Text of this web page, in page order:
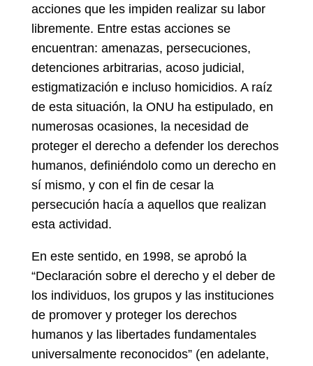
acciones que les impiden realizar su labor
libremente. Entre estas acciones se
encuentran: amenazas, persecuciones,
detenciones arbitrarias, acoso judicial,
estigmatización e incluso homicidios. A raíz
de esta situación, la ONU ha estipulado, en
numerosas ocasiones, la necesidad de
proteger el derecho a defender los derechos
humanos, definiéndolo como un derecho en
sí mismo, y con el fin de cesar la
persecución hacía a aquellos que realizan
esta actividad.
En este sentido, en 1998, se aprobó la
“Declaración sobre el derecho y el deber de
los individuos, los grupos y las instituciones
de promover y proteger los derechos
humanos y las libertades fundamentales
universalmente reconocidos” (en adelante,